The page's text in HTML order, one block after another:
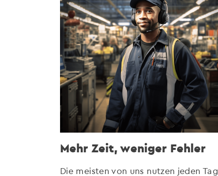
Mehr Zeit, weniger Fehler
Die meisten von uns nutzen jeden Tag